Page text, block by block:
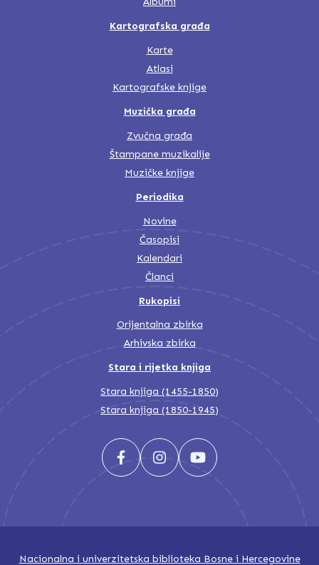
Kartografska građa
Karte
Atlasi
Kartografske knjige
Muzička građa
Zvučna građa
Štampane muzikalije
Muzičke knjige
Periodika
Novine
Časopisi
Kalendari
Članci
Rukopisi
Orijentalna zbirka
Arhivska zbirka
Stara i rijetka knjiga
Stara knjiga (1455-1850)
Stara knjiga (1850-1945)
Nacionalna i univerzitetska biblioteka Bosne i Hercegovine